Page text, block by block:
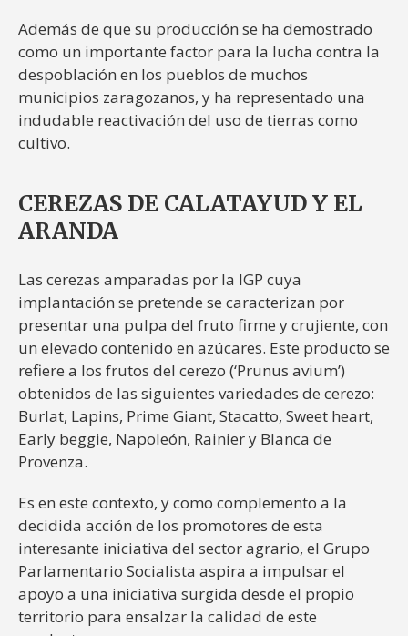
Además de que su producción se ha demostrado
como un importante factor para la lucha contra la
despoblación en los pueblos de muchos
municipios zaragozanos, y ha representado una
indudable reactivación del uso de tierras como
cultivo.
CEREZAS DE CALATAYUD Y EL
ARANDA
Las cerezas amparadas por la IGP cuya
implantación se pretende se caracterizan por
presentar una pulpa del fruto firme y crujiente, con
un elevado contenido en azúcares. Este producto se
refiere a los frutos del cerezo (‘Prunus avium’)
obtenidos de las siguientes variedades de cerezo:
Burlat, Lapins, Prime Giant, Stacatto, Sweet heart,
Early beggie, Napoleón, Rainier y Blanca de
Provenza.
Es en este contexto, y como complemento a la
decidida acción de los promotores de esta
interesante iniciativa del sector agrario, el Grupo
Parlamentario Socialista aspira a impulsar el
apoyo a una iniciativa surgida desde el propio
territorio para ensalzar la calidad de este